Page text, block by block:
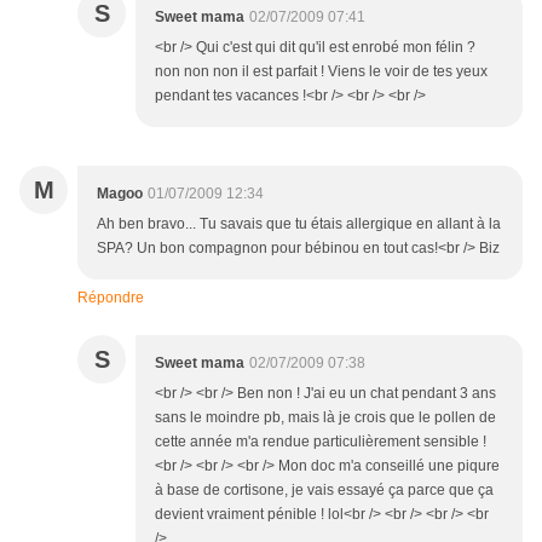
S Sweet mama 02/07/2009 07:41
<br /> Qui c'est qui dit qu'il est enrobé mon félin ?
non non non il est parfait ! Viens le voir de tes yeux
pendant tes vacances !<br /> <br /> <br />
M Magoo 01/07/2009 12:34
Ah ben bravo... Tu savais que tu étais allergique en allant à la
SPA? Un bon compagnon pour bébinou en tout cas!<br /> Biz
Répondre
S Sweet mama 02/07/2009 07:38
<br /> <br /> Ben non ! J'ai eu un chat pendant 3 ans
sans le moindre pb, mais là je crois que le pollen de
cette année m'a rendue particulièrement sensible !
<br /> <br /> <br /> Mon doc m'a conseillé une piqure
à base de cortisone, je vais essayé ça parce que ça
devient vraiment pénible ! lol<br /> <br /> <br /> <br
/>